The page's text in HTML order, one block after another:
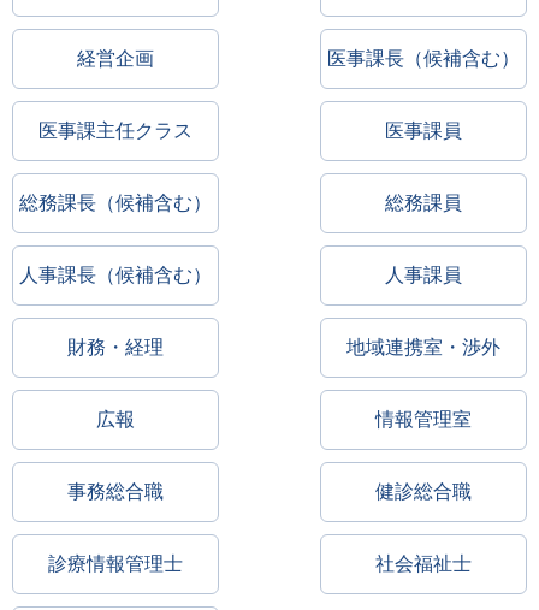
経営企画 医事課長（候補含む）
医事課主任クラス 医事課員
総務課長（候補含む） 総務課員
人事課長（候補含む） 人事課員
財務・経理 地域連携室・渉外
広報 情報管理室
事務総合職 健診総合職
診療情報管理士 社会福祉士